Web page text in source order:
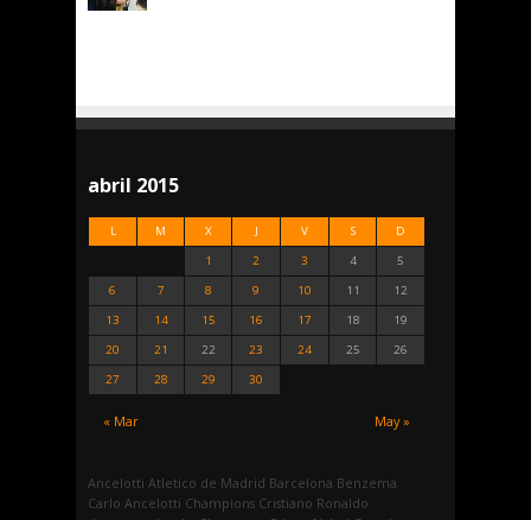
abril 2015
L M X J V S D
« Mar May »
1 2 3 4
5
6
7 8 9 10 11
12
13
14 15 16 17 18
19
20
21 22 23 24 25
26
27
28 29 30
Ancelotti Atletico de Madrid Barcelona Benzema
Carlo Ancelotti Champions Cristiano Ronaldo